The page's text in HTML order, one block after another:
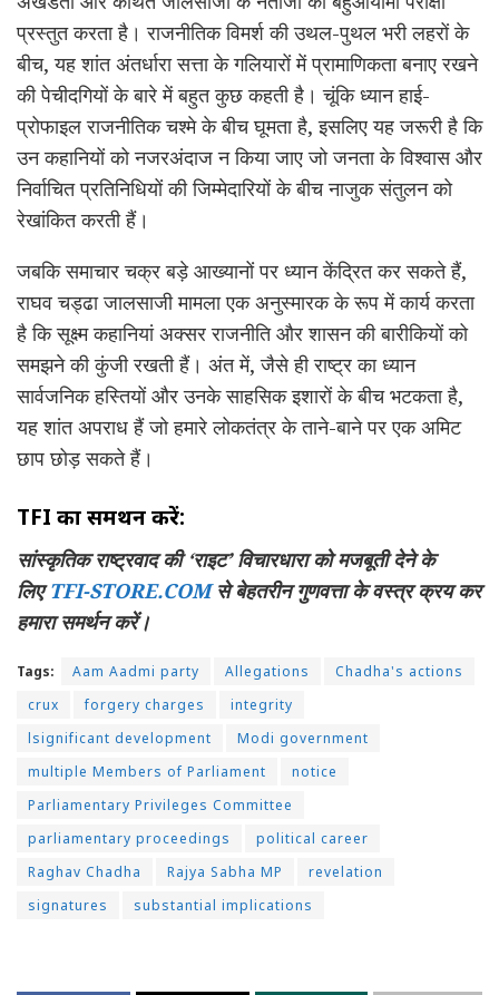
प्रस्तुत करता है। राजनीतिक विमर्श की उथल-पुथल भरी लहरों के
बीच, यह शांत अंतर्धारा सत्ता के गलियारों में प्रामाणिकता बनाए रखने
की पेचीदगियों के बारे में बहुत कुछ कहती है। चूंकि ध्यान हाई-
प्रोफाइल राजनीतिक चश्मे के बीच घूमता है, इसलिए यह जरूरी है कि
उन कहानियों को नजरअंदाज न किया जाए जो जनता के विश्वास और
निर्वाचित प्रतिनिधियों की जिम्मेदारियों के बीच नाजुक संतुलन को
रेखांकित करती हैं।
जबकि समाचार चक्र बड़े आख्यानों पर ध्यान केंद्रित कर सकते हैं,
राघव चड्ढा जालसाजी मामला एक अनुस्मारक के रूप में कार्य करता
है कि सूक्ष्म कहानियां अक्सर राजनीति और शासन की बारीकियों को
समझने की कुंजी रखती हैं। अंत में, जैसे ही राष्ट्र का ध्यान
सार्वजनिक हस्तियों और उनके साहसिक इशारों के बीच भटकता है,
यह शांत अपराध हैं जो हमारे लोकतंत्र के ताने-बाने पर एक अमिट
छाप छोड़ सकते हैं।
TFI का समर्थन करें:
सांस्कृतिक राष्ट्रवाद की ‘राइट’ विचारधारा को मजबूती देने के
लिएTFI-STORE.COMसे बेहतरीन गुणवत्ता के वस्त्र क्रय कर
हमारा समर्थन करें।
Tags: Aam Aadmi party Allegations
Chadha's actions
crux
forgery charges
integrity
lsignificant development
Modi government
multiple Members of Parliament
notice
Parliamentary Privileges Committee
parliamentary proceedings
political career
Raghav Chadha
Rajya Sabha MP
revelation
signatures
substantial implications